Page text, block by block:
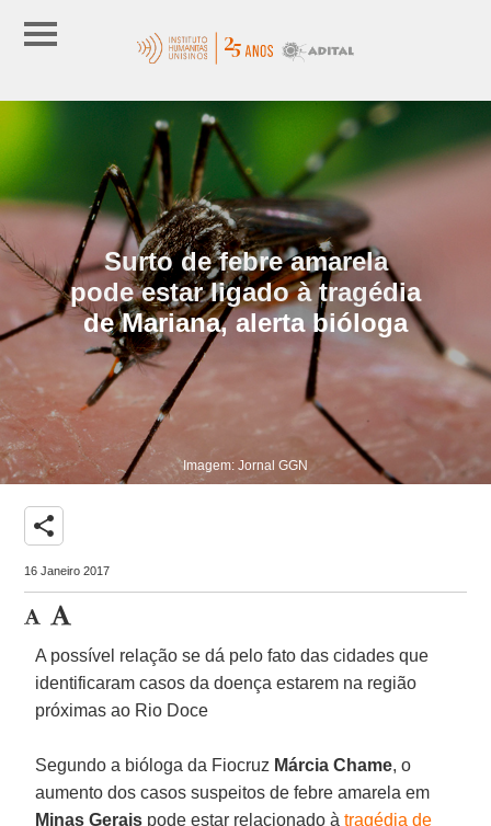
Surto de febre amarela
pode estar ligado à tragédia
de Mariana, alerta bióloga
Imagem: Jornal GGN
share
16 Janeiro 2017
A possível relação se dá pelo fato das cidades que
identificaram casos da doença estarem na região
próximas ao Rio Doce
Segundo a bióloga da Fiocruz Márcia Chame, o
aumento dos casos suspeitos de febre amarela em
Minas Gerais pode estar relacionado àtragédia de